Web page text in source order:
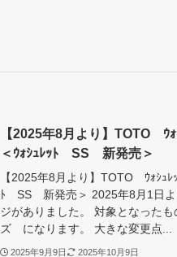
【2025年8月より】TOTO
＜ｳｫｼｭﾚｯﾄ SS 新発売＞
【2025年8月より】TOTO ｳｫｼｭ
ﾄ SS 新発売＞ 2025年8月1日よ
ジがありました。 対象となった
ズ になります。 大きな変更点...
2025年9月9日 2025年10月9日